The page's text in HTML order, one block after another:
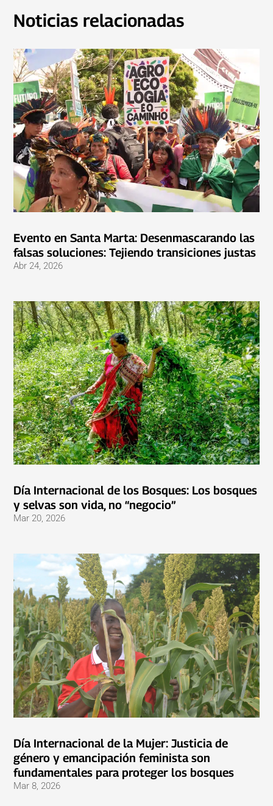
Noticias relacionadas
Evento en Santa Marta: Desenmascarando las
falsas soluciones: Tejiendo transiciones justas
Abr 24, 2026
Día Internacional de los Bosques: Los bosques
y selvas son vida, no “negocio”
Mar 20, 2026
Día Internacional de la Mujer: Justicia de
género y emancipación feminista son
fundamentales para proteger los bosques
Mar 8, 2026